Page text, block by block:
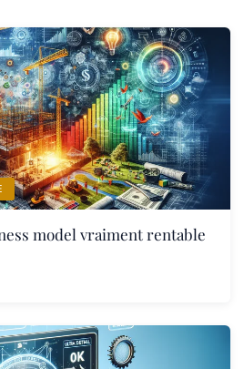
model vraiment rentable